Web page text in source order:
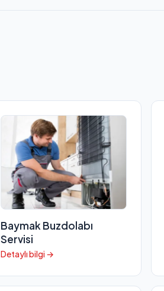
Baymak Buzdolabı
Servisi
Detaylı bilgi →